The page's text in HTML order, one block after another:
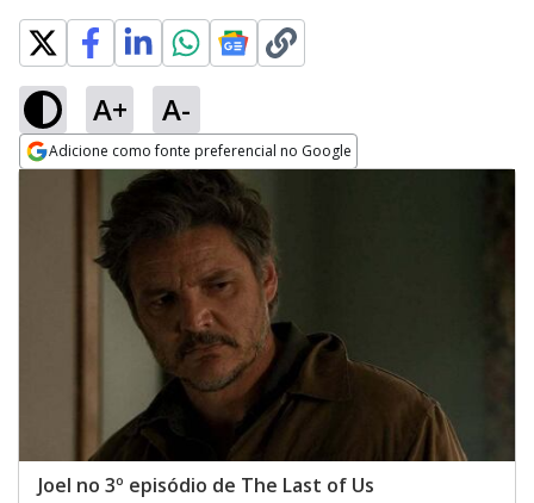
A+ A-
Adicione como fonte preferencial no Google
Opens in new window
Joel no 3º episódio de The Last of Us